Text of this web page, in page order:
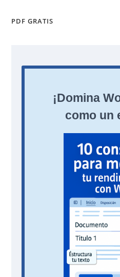
PDF GRATIS